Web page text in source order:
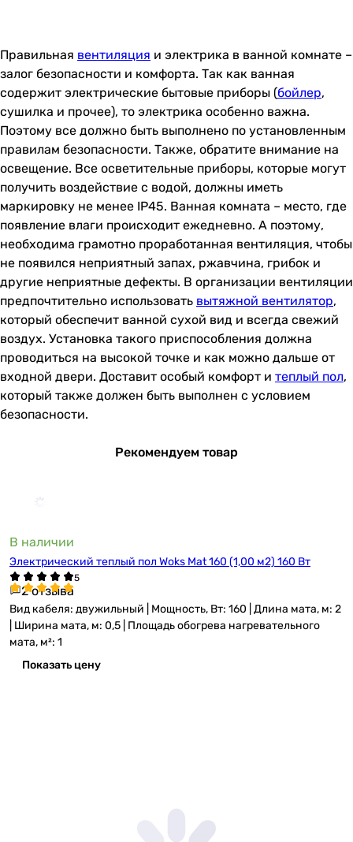
Правильная вентиляция и электрика в ванной комнате –
залог безопасности и комфорта. Так как ванная
содержит электрические бытовые приборы (бойлер,
сушилка и прочее), то электрика особенно важна.
Поэтому все должно быть выполнено по установленным
правилам безопасности. Также, обратите внимание на
освещение. Все осветительные приборы, которые могут
получить воздействие с водой, должны иметь
маркировку не менее IP45. Ванная комната – место, где
появление влаги происходит ежедневно. А поэтому,
необходима грамотно проработанная вентиляция, чтобы
не появился неприятный запах, ржавчина, грибок и
другие неприятные дефекты. В организации вентиляции
предпочтительно использовать вытяжной вентилятор,
который обеспечит ванной сухой вид и всегда свежий
воздух. Установка такого приспособления должна
проводиться на высокой точке и как можно дальше от
входной двери. Доставит особый комфорт и теплый пол,
который также должен быть выполнен с условием
безопасности.
Рекомендуем товар
В наличии
Электрический теплый пол Woks Mat 160 (1,00 м2) 160 Вт
2 отзыва
Вид кабеля: двужильный | Мощность, Вт: 160 | Длина мата, м: 2
| Ширина мата, м: 0,5 | Площадь обогрева нагревательного
мата, м²: 1
Показать цену